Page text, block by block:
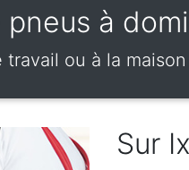
à
ou à la
Sur